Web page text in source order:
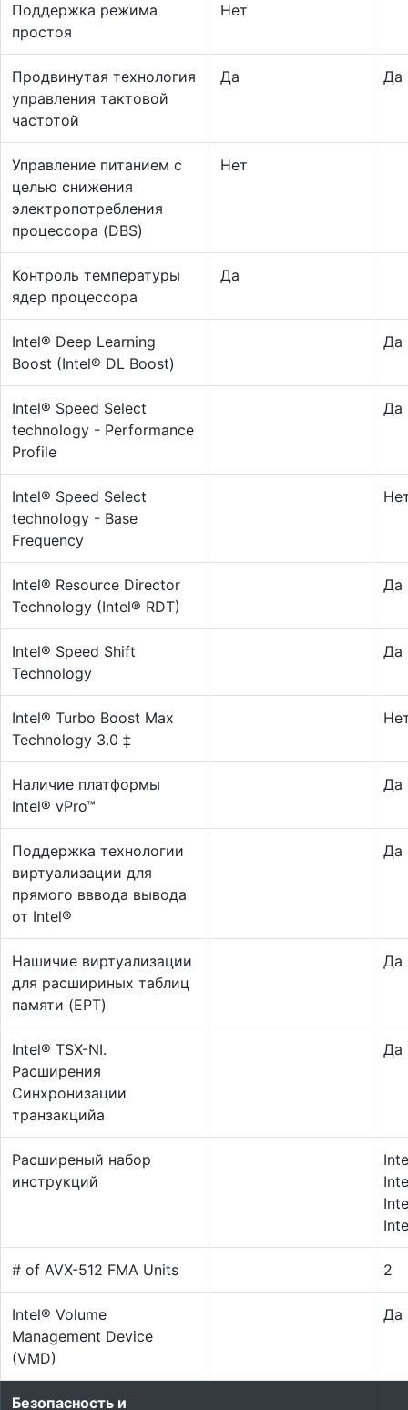
Поддержка режима
простоя
Нет
Продвинутая технология
управления тактовой
частотой
Да Да
Управление питанием с
целью снижения
электропотребления
процессора (DBS)
Нет
Контроль температуры
ядер процессора
Да
Intel® Deep Learning
Boost (Intel® DL Boost)
Да
Intel® Speed Select
technology - Performance
Profile
Да
Intel® Speed Select
technology - Base
Frequency
Intel® Resource Director
Technology (Intel® RDT)
Да
Intel® Speed Shift
Technology
Да
Intel® Turbo Boost Max
Technology 3.0 ‡
Наличие платформы
Intel® vPro™
Да
Поддержка технологии
виртуализации для
прямого вввода вывода
от Intel®
Да
Нашичие виртуализации
для расшириных таблиц
памяти (EPT)
Да
Intel® TSX-NI.
Расширения
Синхронизации
транзакцийа
Да
Расширеный набор
инструкций
# of AVX-512 FMA Units 2
Intel® Volume
Management Device
(VMD)
Да
Безопасность и